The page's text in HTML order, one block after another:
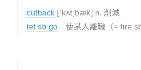
cutback [ˋkʌt͵bæk] n. 削減
let sb go 使某人離職（= fire sb